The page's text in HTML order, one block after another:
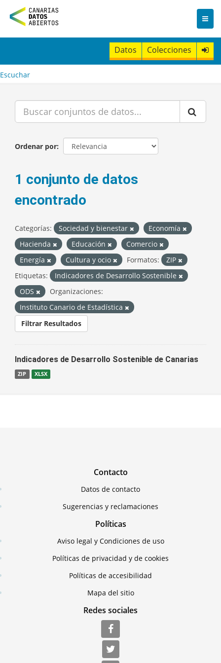
n
t
Datos Colecciones
Escuchar
Ordenar por
1 conjunto de datos
encontrado
Categorías: Sociedad y bienestar
Economía
Hacienda
Educación
Comercio
Energía
Cultura y ocio Formatos:
ZIP
Etiquetas:
Indicadores de Desarrollo Sostenible
ODS
Organizaciones:
Instituto Canario de Estadística
Filtrar Resultados
Indicadores de Desarrollo Sostenible de Canarias
ZIP XLSX
Contacto
Datos de contacto
Sugerencias y reclamaciones
Políticas
Aviso legal y Condiciones de uso
Políticas de privacidad y de cookies
Políticas de accesibilidad
Mapa del sitio
Redes sociales